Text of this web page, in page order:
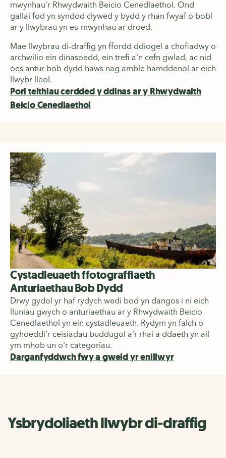
mwynhau'r Rhwydwaith Beicio Cenedlaethol. Ond
gallai fod yn syndod clywed y bydd y rhan fwyaf o bobl
ar y llwybrau yn eu mwynhau ar droed.
Mae llwybrau di-draffig yn ffordd ddiogel a chofiadwy o
archwilio ein dinasoedd, ein trefi a'n cefn gwlad, ac nid
oes antur bob dydd haws nag amble hamddenol ar eich
llwybr lleol.
Pori teithiau cerdded y ddinas ar y Rhwydwaith
Beicio Cenedlaethol
Cystadleuaeth ffotograffiaeth
Anturiaethau Bob Dydd
Drwy gydol yr haf rydych wedi bod yn dangos i ni eich
lluniau gwych o anturiaethau ar y Rhwydwaith Beicio
Cenedlaethol yn ein cystadleuaeth. Rydym yn falch o
gyhoeddi'r ceisiadau buddugol a'r rhai a ddaeth yn ail
ym mhob un o'r categorïau.
Darganfyddwch fwy a gweld yr enillwyr
Ysbrydoliaeth llwybr di-draffig